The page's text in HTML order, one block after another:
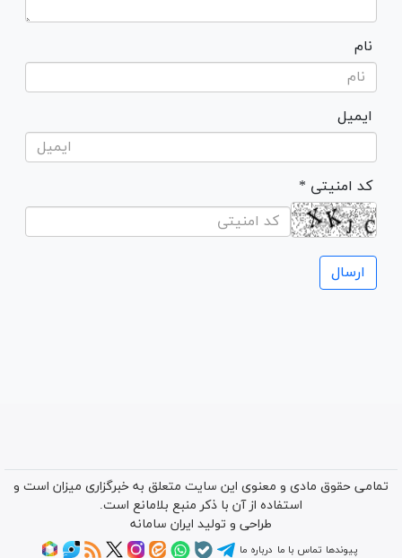
نام
ایمیل
* کد امنیتی
تمامی حقوق مادی و معنوی این سایت متعلق به خبرگزاری میزان است و
استفاده از آن با ذکر منبع بلامانع است.
طراحی و تولید ایران سامانه
پیوندها تماس با ما درباره ما